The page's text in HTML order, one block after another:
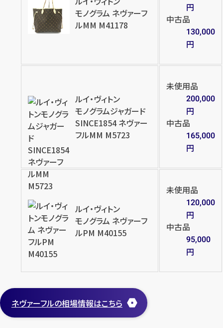
ルイ・ヴィトン ダミエ ネヴァーフ
ルMM N51105
買取参考価格 122,000
バッグ ショルダーバッグ
ルイ・ヴィトン ダミエ ネヴァーフ
ルＭＭ
65,000
バッグ ショルダーバッグ
店舗買取
ルイ・ヴィトン ダミエアズール ネ
ヴァーフル MM N41361
店舗買取
ルイ・ヴィトン ネヴァーフル
MM モノグラム M40156
モノグラム ネヴァーフ
ルMM M41178
円
中古品
130,000
円
ルイ・ヴィトン
モノグラムジャガード
SINCE1854 ネヴァー
フルMM M5723
未使用品
200,000
円
中古品
165,000
円
ルイ・ヴィトン
モノグラム ネヴァーフ
ルPM M40155
未使用品
120,000
円
中古品
95,000
円
ネヴァーフルの相場情報はこちら